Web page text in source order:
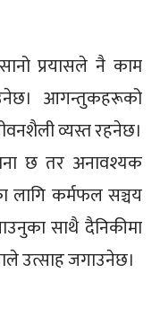
प्रयासले नै काम
आगन्तुकहरूको
व्यस्त रहनेछ।
छ तर अनावश्यक
लागि कर्मफल सञ्चय
साथै दैनिकीमा
उत्साह जगाउनेछ।